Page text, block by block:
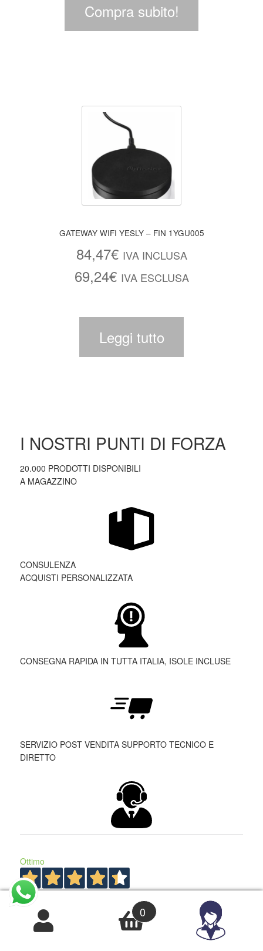
Compra subito!
GATEWAY WIFI YESLY – FIN 1YGU005
84,47€ IVA INCLUSA
69,24€ IVA ESCLUSA
Leggi tutto
I NOSTRI PUNTI DI FORZA
20.000 PRODOTTI DISPONIBILI
A MAGAZZINO
CONSULENZA
ACQUISTI PERSONALIZZATA
CONSEGNA RAPIDA IN TUTTA ITALIA, ISOLE INCLUSE
SERVIZIO POST VENDITA SUPPORTO TECNICO E
DIRETTO
Ottimo
4,4 /5
2.023
recensioni
0